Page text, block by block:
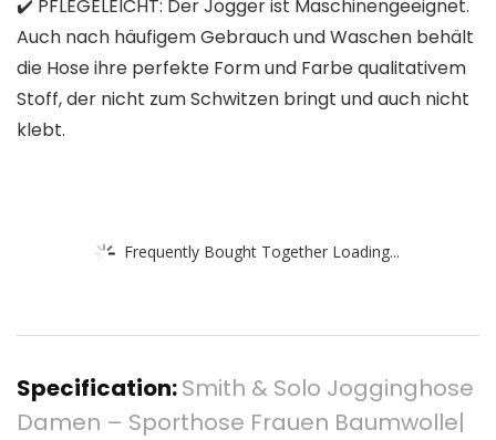
✔️ PFLEGELEICHT: Der Jogger ist Maschinengeeignet.
Auch nach häufigem Gebrauch und Waschen behält
die Hose ihre perfekte Form und Farbe qualitativem
Stoff, der nicht zum Schwitzen bringt und auch nicht
klebt.
Frequently Bought Together Loading...
Specification:Smith & Solo Jogginghose
Damen – Sporthose Frauen Baumwolle|